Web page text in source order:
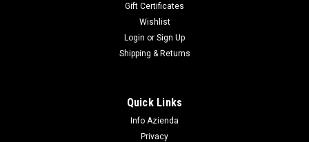
FEMMINA DI FISSAGGIO PANNELLO PORTA PER DEFENDER
DISCOVERY 1 VENDUTA SINGOLARMENTE
Gift Certificates
Wishlist
Login or Sign Up
Shipping & Returns
Quick Links
Info Azienda
Privacy